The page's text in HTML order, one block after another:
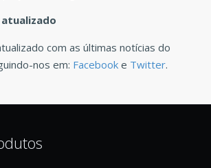
com as últimas notícias do
nos em: Facebook e Twitter.